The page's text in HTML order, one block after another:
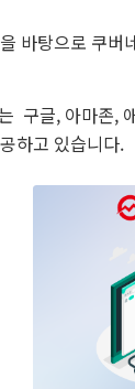
바탕으로 쿠버
구글, 아마존,
하고 있습니다.